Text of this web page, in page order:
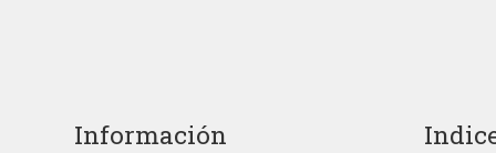
Información